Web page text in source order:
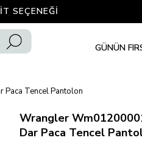
SEÇENEĞI
GÜNÜN
Paca Tencel Pantolon
Wrangler
Dar Paca Tencel